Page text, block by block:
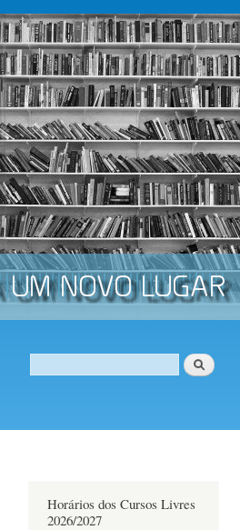
Formulário de procura
Procurar
Horários dos Cursos Livres
2026/2027